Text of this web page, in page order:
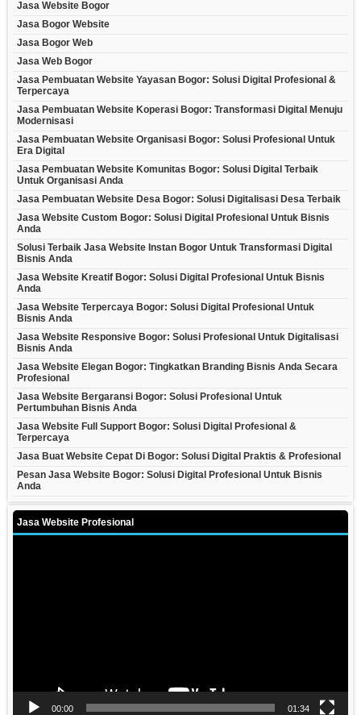
Jasa Website Bogor
Jasa Bogor Website
Jasa Bogor Web
Jasa Web Bogor
Jasa Pembuatan Website Yayasan Bogor: Solusi Digital Profesional &
Terpercaya
Jasa Pembuatan Website Koperasi Bogor: Transformasi Digital Menuju
Modernisasi
Jasa Pembuatan Website Organisasi Bogor: Solusi Profesional Untuk
Era Digital
Jasa Pembuatan Website Komunitas Bogor: Solusi Digital Terbaik
Untuk Organisasi Anda
Jasa Pembuatan Website Desa Bogor: Solusi Digitalisasi Desa Terbaik
Jasa Website Custom Bogor: Solusi Digital Profesional Untuk Bisnis
Anda
Solusi Terbaik Jasa Website Instan Bogor Untuk Transformasi Digital
Bisnis Anda
Jasa Website Kreatif Bogor: Solusi Digital Profesional Untuk Bisnis
Anda
Jasa Website Terpercaya Bogor: Solusi Digital Profesional Untuk
Bisnis Anda
Jasa Website Responsive Bogor: Solusi Profesional Untuk Digitalisasi
Bisnis Anda
Jasa Website Elegan Bogor: Tingkatkan Branding Bisnis Anda Secara
Profesional
Jasa Website Bergaransi Bogor: Solusi Profesional Untuk
Pertumbuhan Bisnis Anda
Jasa Website Full Support Bogor: Solusi Digital Profesional &
Terpercaya
Jasa Buat Website Cepat Di Bogor: Solusi Digital Praktis & Profesional
Pesan Jasa Website Bogor: Solusi Digital Profesional Untuk Bisnis
Anda
Jasa Website Profesional
00:00 01:34